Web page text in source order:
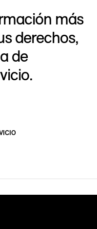
más
derechos,
de